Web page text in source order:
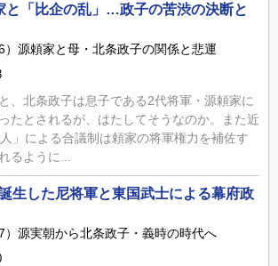
と「比企の乱」…政子の苦渋の決断と
）源頼家と母・北条政子の関係と悲運
、北条政子は息子である2代将軍・源頼家に
たとされるが、はたしてそうなのか。また近
」による合議制は頼家の将軍権力を補佐す
るように...
生した尼将軍と東国武士による幕府政
）源実朝から北条政子・義時の時代へ